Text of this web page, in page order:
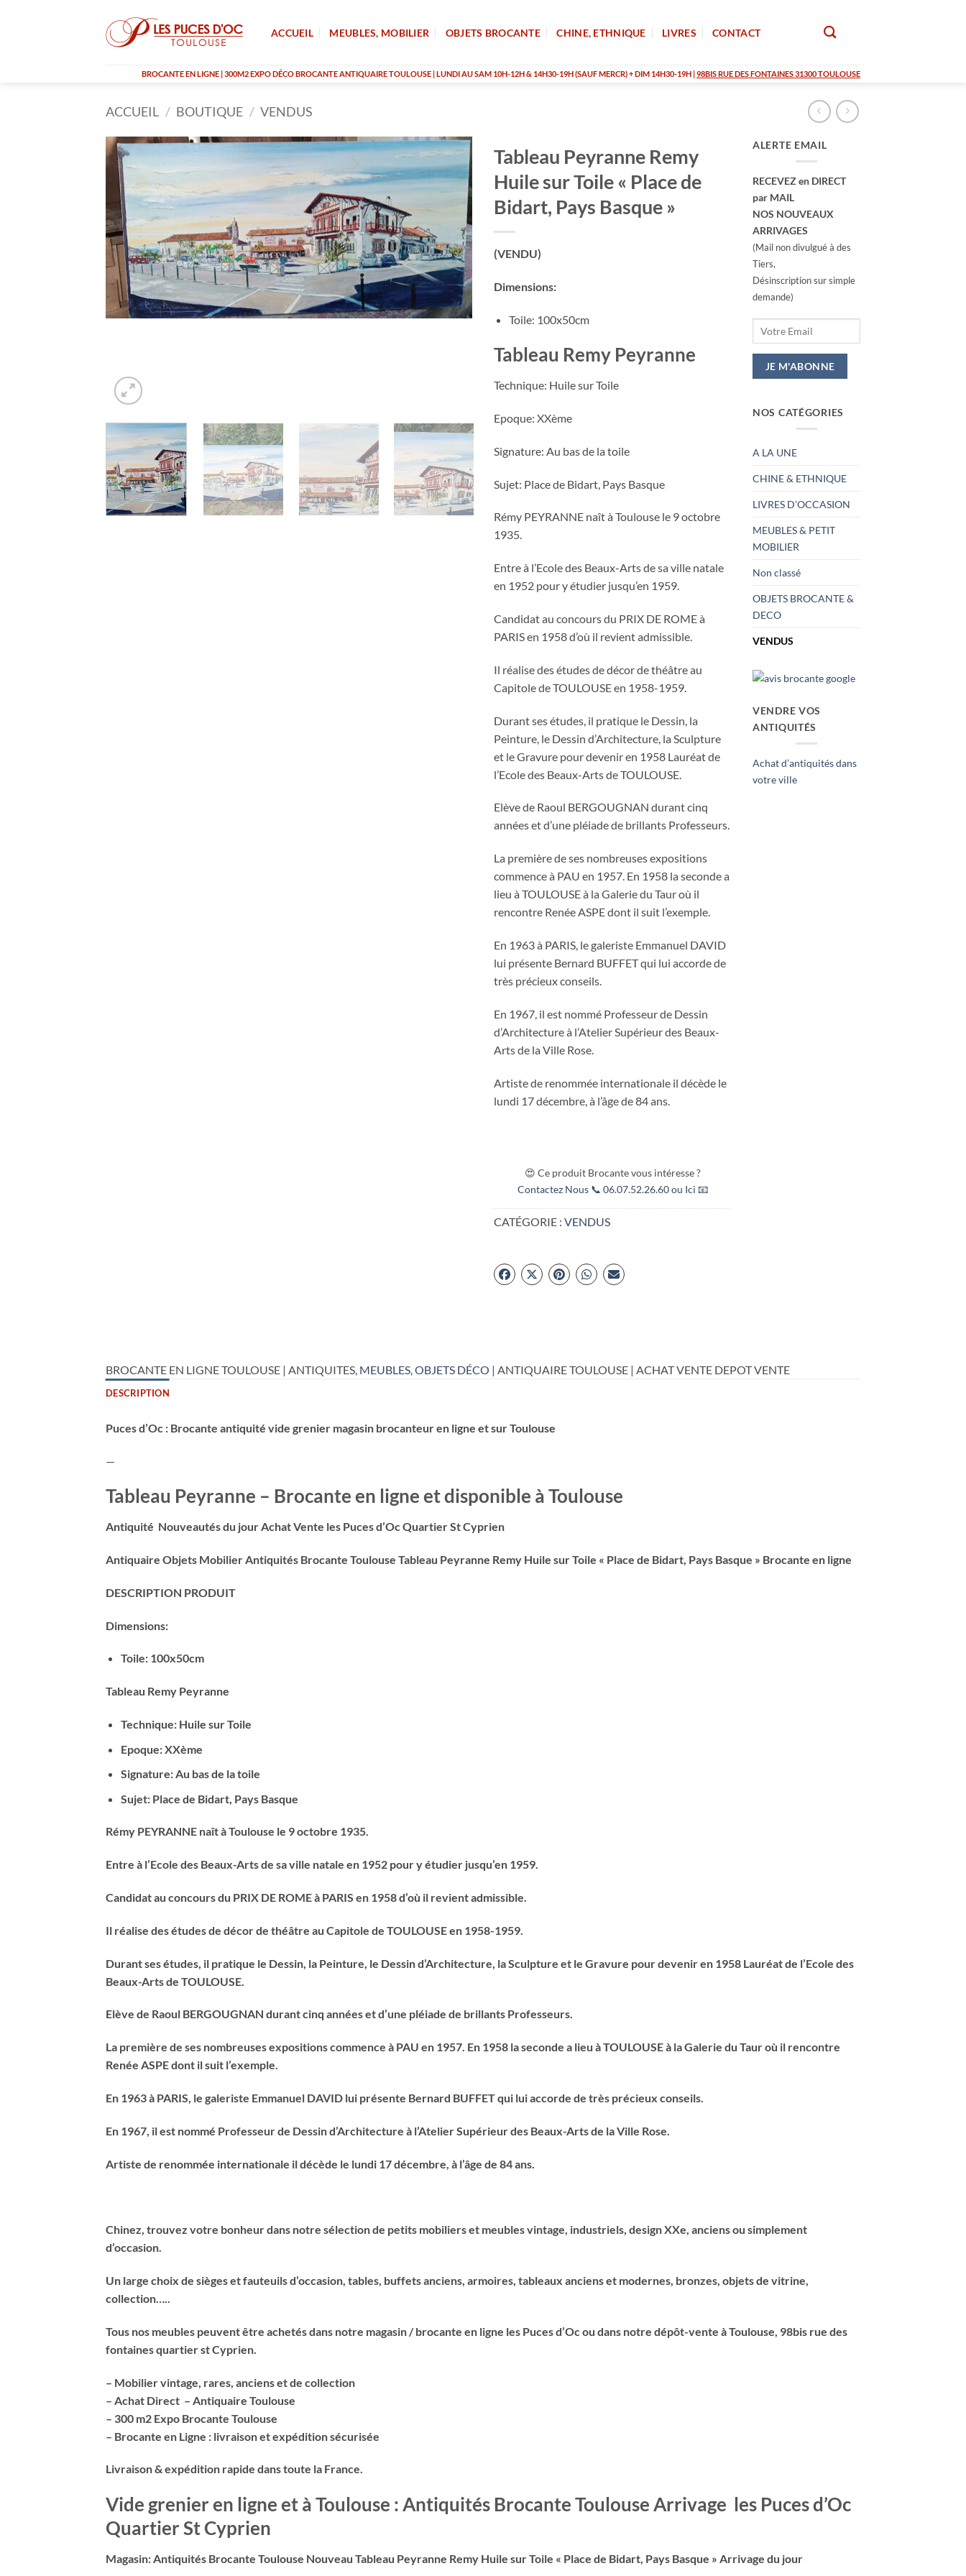
ACCUEIL MEUBLES, MOBILIER OBJETS BROCANTE CHINE, ETHNIQUE LIVRES CONTACT
BROCANTE EN LIGNE | 300M2 EXPO DÉCO BROCANTE ANTIQUAIRE TOULOUSE | LUNDI AU SAM 10H-12H & 14H30-19H (SAUF MERCR) + DIM 14H30-19H |98BIS RUE DES FONTAINES 31300 TOULOUSE
ACCUEIL / BOUTIQUE / VENDUS
Tableau Peyranne Remy
Huile sur Toile « Place de
Bidart, Pays Basque »
(VENDU)
Dimensions:
Toile: 100x50cm
Tableau Remy Peyranne
Technique: Huile sur Toile
Epoque: XXème
Signature: Au bas de la toile
Sujet: Place de Bidart, Pays Basque
Rémy PEYRANNE naît à Toulouse le 9 octobre
1935.
Entre à l’Ecole des Beaux-Arts de sa ville natale
en 1952 pour y étudier jusqu’en 1959.
Candidat au concours du PRIX DE ROME à
PARIS en 1958 d’où il revient admissible.
Il réalise des études de décor de théâtre au
Capitole de TOULOUSE en 1958-1959.
Durant ses études, il pratique le Dessin, la
Peinture, le Dessin d’Architecture, la Sculpture
et le Gravure pour devenir en 1958 Lauréat de
l’Ecole des Beaux-Arts de TOULOUSE.
Elève de Raoul BERGOUGNAN durant cinq
années et d’une pléiade de brillants Professeurs.
La première de ses nombreuses expositions
commence à PAU en 1957. En 1958 la seconde a
lieu à TOULOUSE à la Galerie du Taur où il
rencontre Renée ASPE dont il suit l’exemple.
En 1963 à PARIS, le galeriste Emmanuel DAVID
lui présente Bernard BUFFET qui lui accorde de
très précieux conseils.
En 1967, il est nommé Professeur de Dessin
d’Architecture à l’Atelier Supérieur des Beaux-
Arts de la Ville Rose.
Artiste de renommée internationale il décède le
lundi 17 décembre, à l’âge de 84 ans.
😍 Ce produit Brocante vous intéresse ?
Contactez Nous 📞 06.07.52.26.60 ou Ici 📧
CATÉGORIE : VENDUS
ALERTE EMAIL
RECEVEZ en DIRECT
par MAIL
NOS NOUVEAUX
ARRIVAGES
(Mail non divulgué à des
Tiers,
Désinscription sur simple
demande)
NOS CATÉGORIES
A LA UNE
CHINE & ETHNIQUE
LIVRES D’OCCASION
MEUBLES & PETIT
MOBILIER
Non classé
OBJETS BROCANTE &
DECO
VENDUS
VENDRE VOS
ANTIQUITÉS
Achat d’antiquités dans
votre ville
BROCANTE EN LIGNE TOULOUSE | ANTIQUITES, MEUBLES OBJETS DÉCO | ANTIQUAIRE TOULOUSE | ACHAT VENTE DEPOT VENTE
DESCRIPTION
Puces d’Oc : Brocante antiquité vide grenier magasin brocanteur en ligne et sur Toulouse
—
Tableau Peyranne – Brocante en ligne et disponible à Toulouse
Antiquité Nouveautés du jour Achat Vente les Puces d’Oc Quartier St Cyprien
Antiquaire Objets Mobilier Antiquités Brocante Toulouse Tableau Peyranne Remy Huile sur Toile « Place de Bidart, Pays Basque » Brocante en ligne
DESCRIPTION PRODUIT
Dimensions:
Toile: 100x50cm
Tableau Remy Peyranne
Technique: Huile sur Toile
Epoque: XXème
Signature: Au bas de la toile
Sujet: Place de Bidart, Pays Basque
Rémy PEYRANNE naît à Toulouse le 9 octobre 1935.
Entre à l’Ecole des Beaux-Arts de sa ville natale en 1952 pour y étudier jusqu’en 1959.
Candidat au concours du PRIX DE ROME à PARIS en 1958 d’où il revient admissible.
Il réalise des études de décor de théâtre au Capitole de TOULOUSE en 1958-1959.
Durant ses études, il pratique le Dessin, la Peinture, le Dessin d’Architecture, la Sculpture et le Gravure pour devenir en 1958 Lauréat de l’Ecole des
Beaux-Arts de TOULOUSE.
Elève de Raoul BERGOUGNAN durant cinq années et d’une pléiade de brillants Professeurs.
La première de ses nombreuses expositions commence à PAU en 1957. En 1958 la seconde a lieu à TOULOUSE à la Galerie du Taur où il rencontre
Renée ASPE dont il suit l’exemple.
En 1963 à PARIS, le galeriste Emmanuel DAVID lui présente Bernard BUFFET qui lui accorde de très précieux conseils.
En 1967, il est nommé Professeur de Dessin d’Architecture à l’Atelier Supérieur des Beaux-Arts de la Ville Rose.
Artiste de renommée internationale il décède le lundi 17 décembre, à l’âge de 84 ans.
Chinez, trouvez votre bonheur dans notre sélection de petits mobiliers et meubles vintage, industriels, design XXe, anciens ou simplement
d’occasion.
Un large choix de sièges et fauteuils d’occasion, tables, buffets anciens, armoires, tableaux anciens et modernes, bronzes, objets de vitrine,
collection…..
Tous nos meubles peuvent être achetés dans notre magasin / brocante en ligne les Puces d’Oc ou dans notre dépôt-vente à Toulouse, 98bis rue des
fontaines quartier st Cyprien.
– Mobilier vintage, rares, anciens et de collection
– Achat Direct – Antiquaire Toulouse
– 300 m2 Expo Brocante Toulouse
– Brocante en Ligne : livraison et expédition sécurisée
Livraison & expédition rapide dans toute la France.
Vide grenier en ligne et à Toulouse : Antiquités Brocante Toulouse Arrivage les Puces d’Oc
Quartier St Cyprien
Magasin: Antiquités Brocante Toulouse Nouveau Tableau Peyranne Remy Huile sur Toile « Place de Bidart, Pays Basque » Arrivage du jour